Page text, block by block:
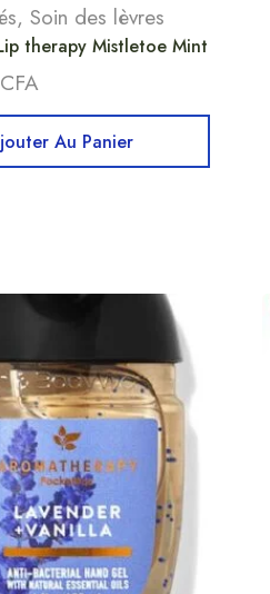
, Soin des lèvres
therapy Mistletoe Mint
CFA
Au Panier